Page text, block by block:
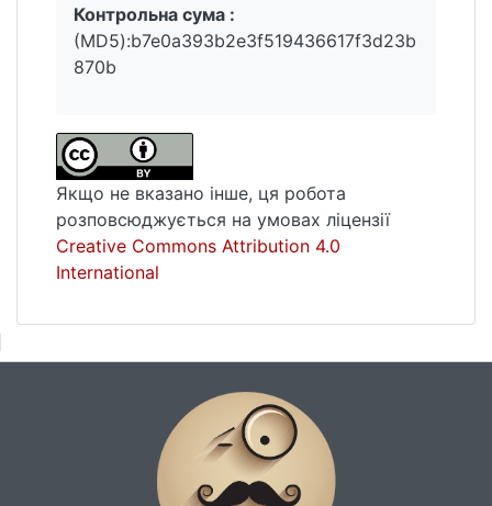
Контрольна сума :
(MD5):b7e0a393b2e3f519436617f3d23b
870b
Якщо не вказано інше, ця робота
розповсюджується на умовах ліцензії
Creative Commons Attribution 4.0
International